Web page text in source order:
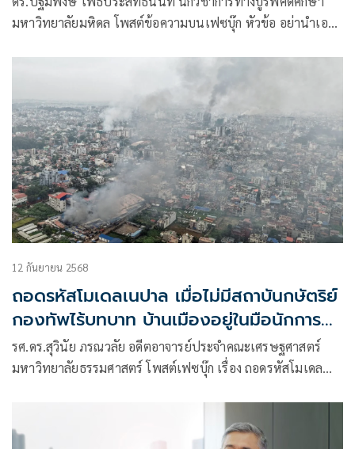
มหาวิทยาลัยมหิดล โพสต์ข้อความบนเฟซบุ๊ก หัวข้อ อย่านำเอา
12 กันยายน 2568
ถอดรหัสโมเดลเนปาล เมื่อไม่มีสถาบันกษัตริย์
กองทัพไร้บทบาท บ้านเมืองอยู่ในมือนักการ
เมือง
รศ.ดร.สุวินัย ภรณวลัย อดีตอาจารย์ประจำคณะเศรษฐศาสตร์
มหาวิทยาลัยธรรมศาสตร์ โพสต์เฟซบุ๊ก เรื่อง ถอดรหัสโมเดล